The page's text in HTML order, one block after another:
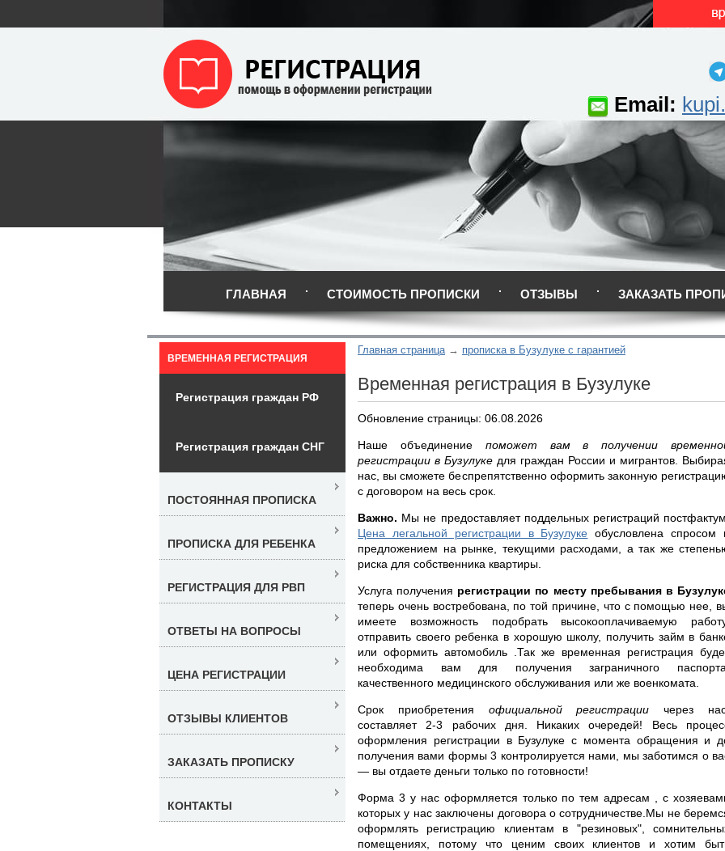
Email:
ГЛАВНАЯ СТОИМОСТЬ ПРОПИСКИ ОТЗЫВЫ ЗАКАЗАТЬ
Главная страница прописка в Бузулуке с гарантией
Временная регистрация в Бузулуке
Обновление страницы: 06.08.2026
Наше объединение поможет вам в получении
регистрации в Бузулуке для граждан России и мигрантов.
нас, вы сможете беспрепятственно оформить законную
с договором на весь срок.
Важно. Мы не предоставляет поддельных регистраций постфактум.
Цена легальной регистрации в Бузулуке обусловлена спросом
предложением на рынке, текущими расходами, а так же
риска для собственника квартиры.
Услуга получения регистрации по месту пребывания в
теперь очень востребована, по той причине, что с помощью нее,
имеете возможность подобрать высокооплачиваемую
отправить своего ребенка в хорошую школу, получить займ в
или оформить автомобиль .Так же временная регистрация
необходима вам для получения заграничного паспорта,
качественного медицинского обслуживания или же военкомата.
Срок приобретения официальной регистрациичерез
составляет 2-3 рабочих дня. Никаких очередей! Весь
оформления регистрации в Бузулуке с момента обращения и
получения вами формы 3 контролируется нами, мы заботимся о
— вы отдаете деньги только по готовности!
Форма 3 у нас оформляется только по тем адресам , с
которых у нас заключены договора о сотрудничестве.Мы не
оформлять регистрацию клиентам в "резиновых",
помещениях, потому что ценим своих клиентов и хотим
ВРЕМЕННАЯ РЕГИСТРАЦИЯ
Регистрация граждан РФ
Регистрация граждан СНГ
ПОСТОЯННАЯ ПРОПИСКА
ПРОПИСКА ДЛЯ РЕБЕНКА
РЕГИСТРАЦИЯ ДЛЯ РВП
ОТВЕТЫ НА ВОПРОСЫ
ЦЕНА РЕГИСТРАЦИИ
ОТЗЫВЫ КЛИЕНТОВ
ЗАКАЗАТЬ ПРОПИСКУ
КОНТАКТЫ